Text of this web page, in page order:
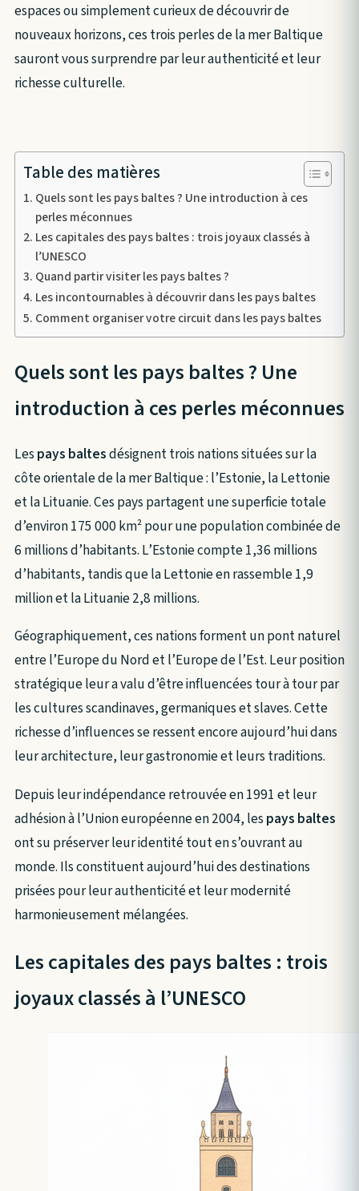
espaces ou simplement curieux de découvrir de
nouveaux horizons, ces trois perles de la mer Baltique
sauront vous surprendre par leur authenticité et leur
richesse culturelle.
Table des matières
Quels sont les pays baltes ? Une introduction à ces
perles méconnues
Les capitales des pays baltes : trois joyaux classés à
l’UNESCO
Quand partir visiter les pays baltes ?
Les incontournables à découvrir dans les pays baltes
Comment organiser votre circuit dans les pays baltes
Quels sont les pays baltes ? Une
introduction à ces perles méconnues
Lespays baltesdésignent trois nations situées sur la
côte orientale de la mer Baltique : l’Estonie, la Lettonie
et la Lituanie. Ces pays partagent une superficie totale
d’environ 175 000 km² pour une population combinée de
6 millions d’habitants. L’Estonie compte 1,36 millions
d’habitants, tandis que la Lettonie en rassemble 1,9
million et la Lituanie 2,8 millions.
Géographiquement, ces nations forment un pont naturel
entre l’Europe du Nord et l’Europe de l’Est. Leur position
stratégique leur a valu d’être influencées tour à tour par
les cultures scandinaves, germaniques et slaves. Cette
richesse d’influences se ressent encore aujourd’hui dans
leur architecture, leur gastronomie et leurs traditions.
Depuis leur indépendance retrouvée en 1991 et leur
adhésion à l’Union européenne en 2004, lespays baltes
ont su préserver leur identité tout en s’ouvrant au
monde. Ils constituent aujourd’hui des destinations
prisées pour leur authenticité et leur modernité
harmonieusement mélangées.
Les capitales des pays baltes : trois
joyaux classés à l’UNESCO